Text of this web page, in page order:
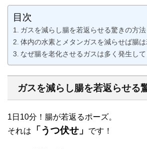
目次
ガスを減らし腸を若返らせる驚きの方法
体内の水素とメタンガスを減らせば腸は
なぜ腸を老化させるガスは多く発生し
ガスを減らし腸を若返らせる
1日10分！腸が若返るポーズ。
それは
「うつ伏せ」 です！